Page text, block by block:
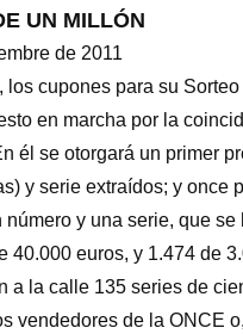
UN MILLÓN
de 2011
los cupones para su Sorteo
en marcha por la
él se otorgará un primer
y serie extraídos; y once
y una serie, que se
40.000 euros, y 1.474 de
a la calle 135 series de
vendedores de la ONCE